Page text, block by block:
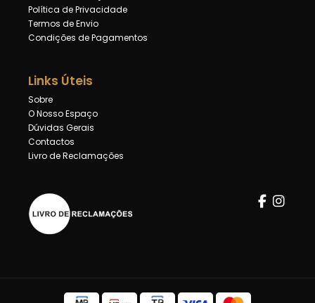
Política de Privacidade
Termos de Envio
Condições de Pagamentos
Links Úteis
Sobre
O Nosso Espaço
Dúvidas Gerais
Contactos
Livro de Reclamações